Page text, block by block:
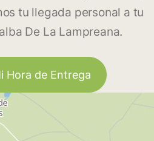
tu llegada personal a tu
De La Lampreana.
Hora de Entrega